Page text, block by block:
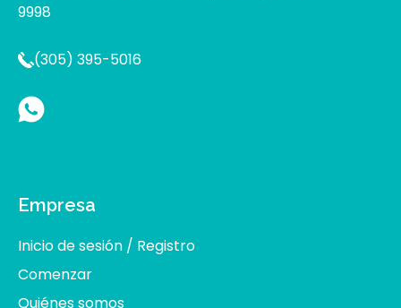
9998
(305) 395-5016
Empresa
Inicio de sesión / Registro
Comenzar
Quiénes somos